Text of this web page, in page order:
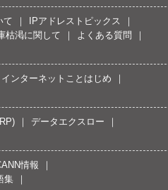
て
IPアドレストピックス
枯渇に関して
よくある質問
インターネットことはじめ
データエクスロー
情報
集